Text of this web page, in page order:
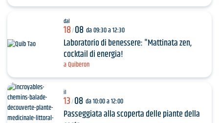
dal
18/08 da 09:30 a 12:30
Laboratorio di benessere: "Mattinata zen,
cocktail di energia!
a Quiberon
il
13/08 da 10:00 a 12:00
Passeggiata alla scoperta delle piante della